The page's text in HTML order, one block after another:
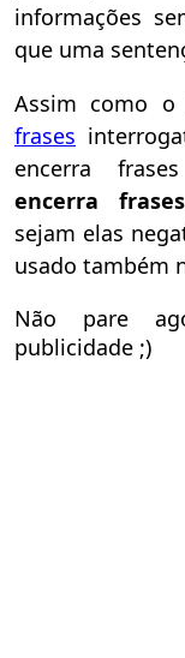
informações
que uma
Assim como o
frases
encerra
encerra
sejam elas
usado também
Não pare
publicidade ;)